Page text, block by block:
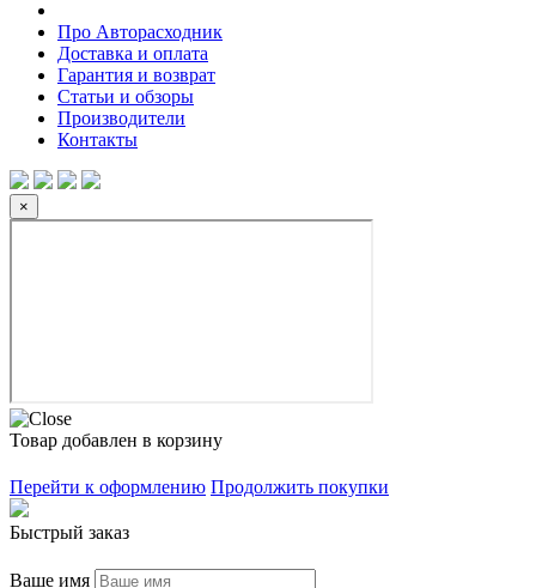
Про Авторасходник
Доставка и оплата
Гарантия и возврат
Статьи и обзоры
Производители
Контакты
×
Товар добавлен в корзину
Перейти к оформлению Продолжить покупки
Быстрый заказ
Ваше имя